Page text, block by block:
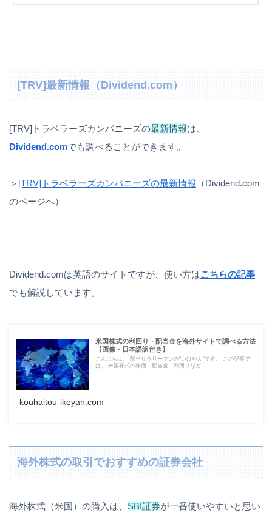
[TRV]最新情報（Dividend.com）
[TRV]トラベラーズカンパニーズの最新情報は、
Dividend.comでも調べることができます。
＞ [TRV]トラベラーズカンパニーズの最新情報 （Dividend.com
のページへ）
Dividend.comは英語のサイトですが、使い方はこちらの記事
でも解説しています。
米国株式の利回り・配当金を海外サイトで調べる方法
【画像・日本語訳付き】
こんにちは。 配当サラリーマンの“いけやん”です。 この記事で
は、 米国株式の株価・配当金・利回りなど...
kouhaitou-ikeyan.com
海外株式の取引でおすすめの証券会社
海外株式（米国）の購入は、 SBI証券が一番使いやすいと思い